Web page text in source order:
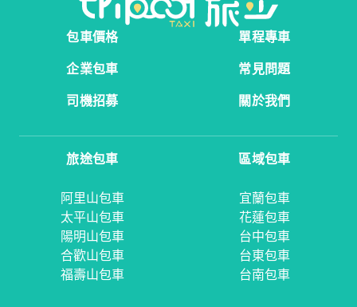
包車價格
單程專車
企業包車
常見問題
司機招募
關於我們
旅途包車
阿里山包車
太平山包車
陽明山包車
合歡山包車
福壽山包車
區域包車
宜蘭包車
花蓮包車
台中包車
台東包車
台南包車